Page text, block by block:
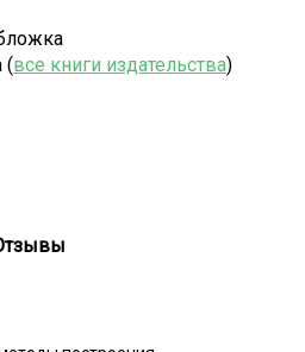
(все книги издательства)